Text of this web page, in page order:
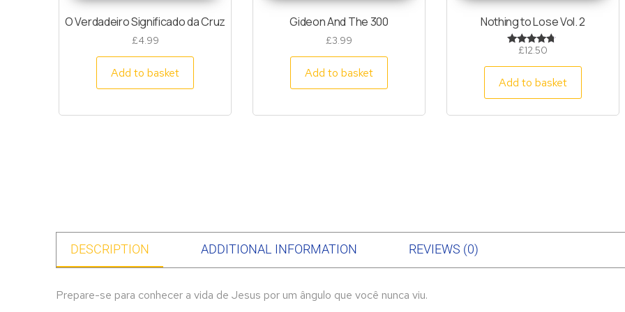
O Verdadeiro Significado da Cruz
£4.99
Add to basket
Gideon And The 300
£3.99
Add to basket
Nothing to Lose Vol. 2
Rated
out of 5
£12.50
Add to basket
DESCRIPTION ADDITIONAL INFORMATION REVIEWS (0)
Prepare-se para conhecer a vida de Jesus por um ângulo que você nunca viu.